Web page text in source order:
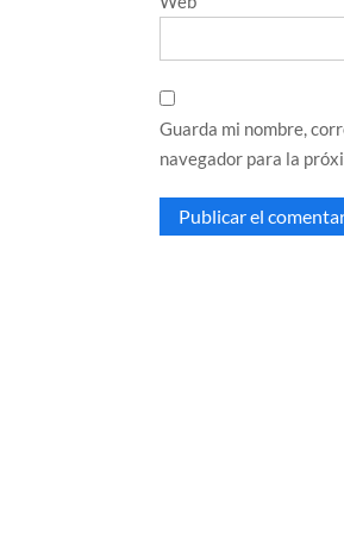
Guarda mi nombre,
navegador para la